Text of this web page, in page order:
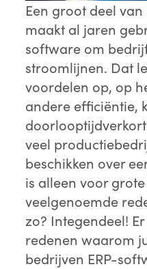
Een groot deel
maakt al jaren
software om
stroomlijnen. Dat
voordelen op, op
andere efficiëntie,
veel
beschikken over
is alleen voor grote
veelgenoemde
zo? Integendeel!
redenen waarom
bedrijven ERP-